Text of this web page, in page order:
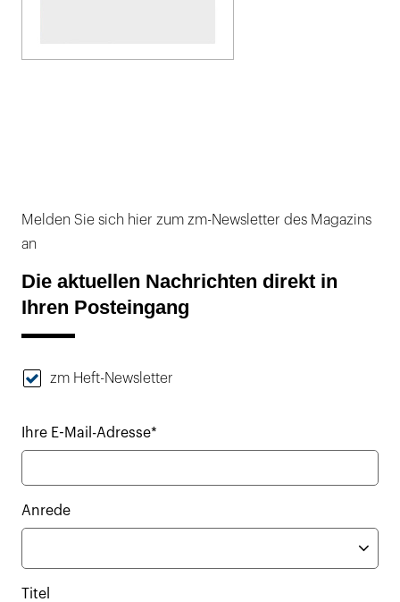
Melden Sie sich hier zum zm-Newsletter des Magazins
an
Die aktuellen Nachrichten direkt in
Ihren Posteingang
zm Heft-Newsletter
Ihre E-Mail-Adresse*
Anrede
Titel